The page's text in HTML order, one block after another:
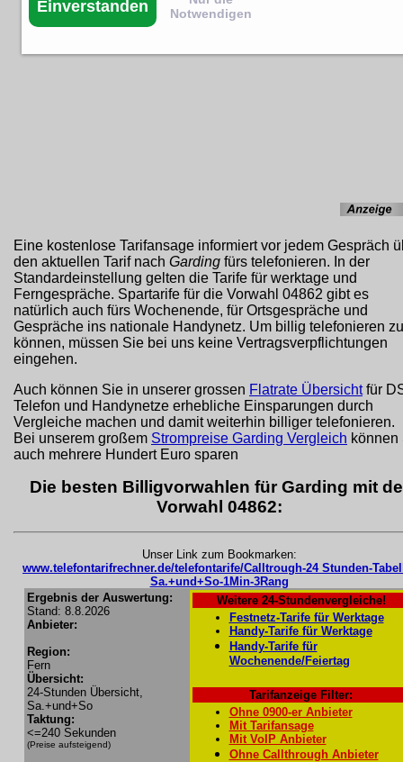
Eine kostenlose Tarifansage informiert vor jedem Gespräch
den aktuellen Tarif nach Garding fürs telefonieren. In der
Standardeinstellung gelten die Tarife für werktage und
Ferngespräche. Spartarife für die Vorwahl 04862 gibt es
natürlich auch fürs Wochenende, für Ortsgespräche und
Gespräche ins nationale Handynetz. Um billig telefonieren zu
können, müssen Sie bei uns keine Vertragsverpflichtungen
eingehen.
Auch können Sie in unserer grossen Flatrate Übersichtfür
Telefon und Handynetze erhebliche Einsparungen durch
Vergleiche machen und damit weiterhin billiger telefonieren.
Bei unserem großem Strompreise Garding Vergleich können
auch mehrere Hundert Euro sparen
Die besten Billigvorwahlen für Garding mit
Vorwahl 04862:
Unser Link zum Bookmarken:
www.telefontarifrechner.de/telefontarife/Calltrough-24 Stunden-
Sa.+und+So-1Min-3Rang
Ergebnis der Auswertung:
Stand: 8.8.2026
Anbieter:
Region:
Fern
Übersicht:
24-Stunden Übersicht,
Sa.+und+So
Taktung:
<=240 Sekunden
(Preise aufsteigend)
Weitere 24-Stundenvergleiche!
Festnetz-Tarife für Werktage
Handy-Tarife für Werktage
Handy-Tarife für
Wochenende/Feiertag
Tarifanzeige Filter:
Ohne 0900-er Anbieter
Mit Tarifansage
Mit VoIP Anbieter
Ohne Callthrough Anbieter
Einverstanden
Notwendigen